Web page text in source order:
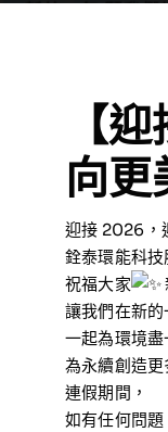
【
向更
迎接 2026，
銓泰環能科
祝福大家
讓我們在新的
一起為環境盡
為永續創造更
連假期間，
如有任何問題